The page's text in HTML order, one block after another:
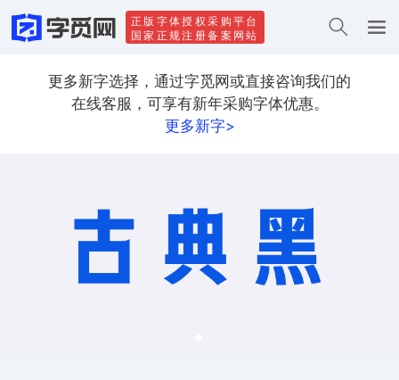
正版字体授权采购平台
国家正规注册备案网站
更多新字选择，通过字觅网或直接咨询我们的
在线客服，可享有新年采购字体优惠。
更多新字>